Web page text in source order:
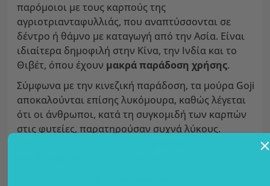
παρόμοιοι με τους καρπούς της
αγριοτριανταφυλλιάς, που αναπτύσσονται σε
δέντρο ή θάμνο με καταγωγή από την Ασία. Είναι
ιδιαίτερα δημοφιλή στην Κίνα, την Ινδία και το
Θιβέτ, όπου έχουν μακρά παράδοση χρήσης.
Σύμφωνα με την κινεζική παράδοση, τα μούρα Goji
αποκαλούνται επίσης λυκόμουρα, καθώς λέγεται
ότι οι άνθρωποι, κατά τη συγκομιδή των καρπών
στις φυτείες, παρατηρούσαν συχνά λύκους.